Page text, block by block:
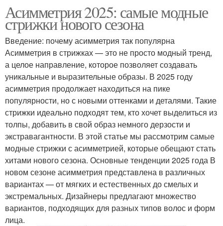
Асимметрия 2025: самые модные
стрижки нового сезона
Введение: почему асимметрия так популярна
Асимметрия в стрижках — это не просто модный тренд,
а целое направление, которое позволяет создавать
уникальные и выразительные образы. В 2025 году
асимметрия продолжает находиться на пике
популярности, но с новыми оттенками и деталями. Такие
стрижки идеально подходят тем, кто хочет выделиться из
толпы, добавить в свой образ немного дерзости и
экстравагантности. В этой статье мы рассмотрим самые
модные стрижки с асимметрией, которые обещают стать
хитами нового сезона. Основные тенденции 2025 года В
новом сезоне асимметрия представлена в различных
вариантах — от мягких и естественных до смелых и
экстремальных. Дизайнеры предлагают множество
вариантов, подходящих для разных типов волос и форм
лица.